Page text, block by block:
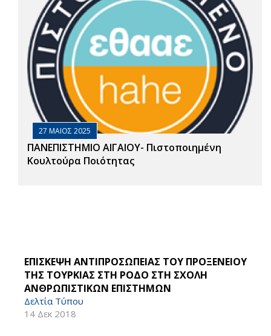
27 ΜΑΙΟΣ 2025
ΠΑΝΕΠΙΣΤΗΜΙΟ ΑΙΓΑΙΟΥ- Πιστοποιημένη
Κουλτούρα Ποιότητας
ΕΠΙΣΚΕΨΗ ΑΝΤΙΠΡΟΣΩΠΕΙΑΣ ΤΟΥ ΠΡΟΞΕΝΕΙΟΥ
ΤΗΣ ΤΟΥΡΚΙΑΣ ΣΤΗ ΡΟΔΟ ΣΤΗ ΣΧΟΛΗ
ΑΝΘΡΩΠΙΣΤΙΚΩΝ ΕΠΙΣΤΗΜΩΝ
Δελτία Τύπου
14 Δεκ 2018